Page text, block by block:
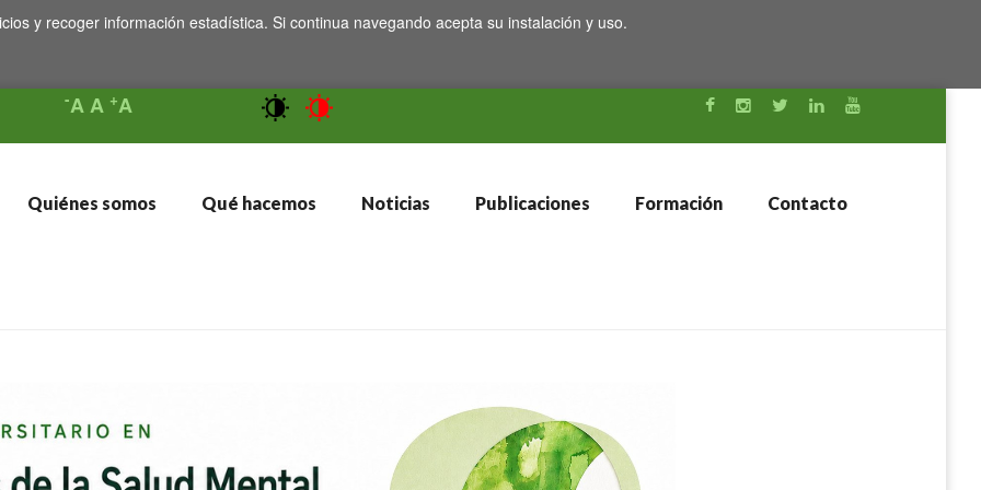
y recoger información estadística. Si continua navegando acepta su instalación y uso.
-AA +A
Quiénes somos Qué hacemos Noticias Publicaciones Formación Contacto